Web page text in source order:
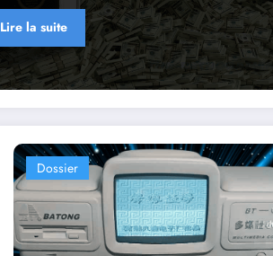
Lire la suite
Dossier